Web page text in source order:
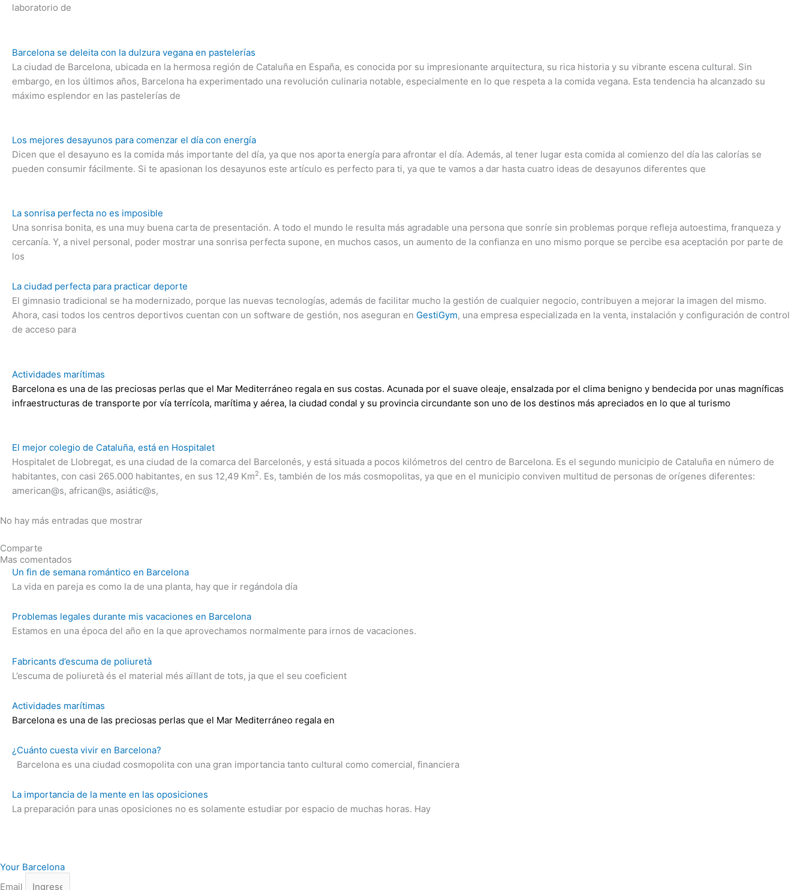
laboratorio de
Barcelona se deleita con la dulzura vegana en pastelerías
La ciudad de Barcelona, ​​ubicada en la hermosa región de Cataluña en España, es conocida por su impresionante arquitectura, su rica historia y su vibrante escena cultural. Sin
embargo, en los últimos años, Barcelona ha experimentado una revolución culinaria notable, especialmente en lo que respeta a la comida vegana. Esta tendencia ha alcanzado su
máximo esplendor en las pastelerías de
Los mejores desayunos para comenzar el día con energía
Dicen que el desayuno es la comida más importante del día, ya que nos aporta energía para afrontar el día. Además, al tener lugar esta comida al comienzo del día las calorías se
pueden consumir fácilmente. Si te apasionan los desayunos este artículo es perfecto para ti, ya que te vamos a dar hasta cuatro ideas de desayunos diferentes que
La sonrisa perfecta no es imposible
Una sonrisa bonita, es una muy buena carta de presentación. A todo el mundo le resulta más agradable una persona que sonríe sin problemas porque refleja autoestima, franqueza y
cercanía. Y, a nivel personal, poder mostrar una sonrisa perfecta supone, en muchos casos, un aumento de la confianza en uno mismo porque se percibe esa aceptación por parte de
los
La ciudad perfecta para practicar deporte
El gimnasio tradicional se ha modernizado, porque las nuevas tecnologías, además de facilitar mucho la gestión de cualquier negocio, contribuyen a mejorar la imagen del mismo.
Ahora, casi todos los centros deportivos cuentan con un software de gestión, nos aseguran en GestiGym, una empresa especializada en la venta, instalación y configuración de control
de acceso para
Actividades marítimas
Barcelona es una de las preciosas perlas que el Mar Mediterráneo regala en sus costas. Acunada por el suave oleaje, ensalzada por el clima benigno y bendecida por unas magníficas
infraestructuras de transporte por vía terrícola, marítima y aérea, la ciudad condal y su provincia circundante son uno de los destinos más apreciados en lo que al turismo
El mejor colegio de Cataluña, está en Hospitalet
Hospitalet de Llobregat, es una ciudad de la comarca del Barcelonés, y está situada a pocos kilómetros del centro de Barcelona. Es el segundo municipio de Cataluña en número de
habitantes, con casi 265.000 habitantes, en sus 12,49 Km2. Es, también de los más cosmopolitas, ya que en el municipio conviven multitud de personas de orígenes diferentes:
american@s, african@s, asiátic@s,
No hay más entradas que mostrar
Comparte
Mas comentados
Un fin de semana romántico en Barcelona
La vida en pareja es como la de una planta, hay que ir regándola día
Problemas legales durante mis vacaciones en Barcelona
Estamos en una época del año en la que aprovechamos normalmente para irnos de vacaciones.
Fabricants d’escuma de poliuretà
L’escuma de poliuretà és el material més aïllant de tots, ja que el seu coeficient
Actividades marítimas
Barcelona es una de las preciosas perlas que el Mar Mediterráneo regala en
¿Cuánto cuesta vivir en Barcelona?
Barcelona es una ciudad cosmopolita con una gran importancia tanto cultural como comercial, financiera
La importancia de la mente en las oposiciones
La preparación para unas oposiciones no es solamente estudiar por espacio de muchas horas. Hay
Your Barcelona
Email